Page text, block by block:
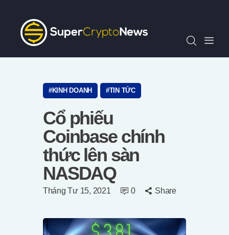
Chỉ Số SCN30
Tin Tức
Quan Điểm
Video
Tiếng Việt
KINH DOANH TIN TỨC
Cổ phiếu
Coinbase chính
thức lên sàn
NASDAQ
Tháng Tư 15, 2021 0 Share